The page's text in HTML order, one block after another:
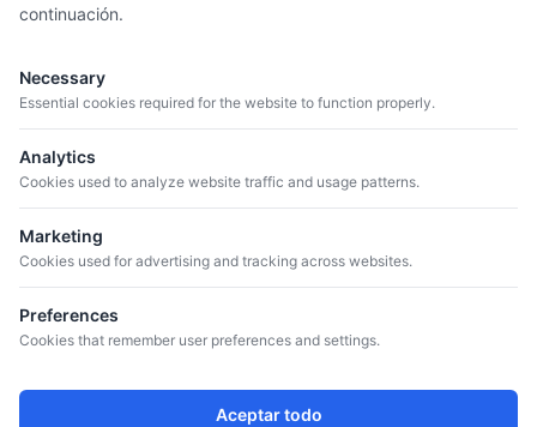
Quiénes somos
Catálogo
Bodegas
Blog
CONTACTO
info@iguazuvinos.com
DIRECCIÓN
Sant Just Desvern, Barcelona, Spain
continuación.
Necessary
Essential cookies required for the website to function properly.
Analytics
Cookies used to analyze website traffic and usage patterns.
Marketing
Cookies used for advertising and tracking across websites.
Preferences
Cookies that remember user preferences and settings.
Aceptar todo